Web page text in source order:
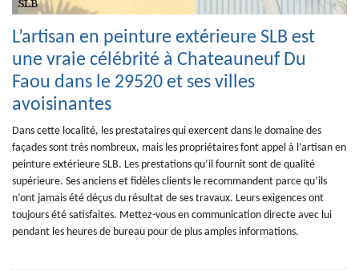
L’artisan en peinture extérieure SLB est
une vraie célébrité à Chateauneuf Du
Faou dans le 29520 et ses villes
avoisinantes
Dans cette localité, les prestataires qui exercent dans le domaine des
façades sont très nombreux, mais les propriétaires font appel à l’artisan en
peinture extérieure SLB. Les prestations qu’il fournit sont de qualité
supérieure. Ses anciens et fidèles clients le recommandent parce qu’ils
n’ont jamais été déçus du résultat de ses travaux. Leurs exigences ont
toujours été satisfaites. Mettez-vous en communication directe avec lui
pendant les heures de bureau pour de plus amples informations.